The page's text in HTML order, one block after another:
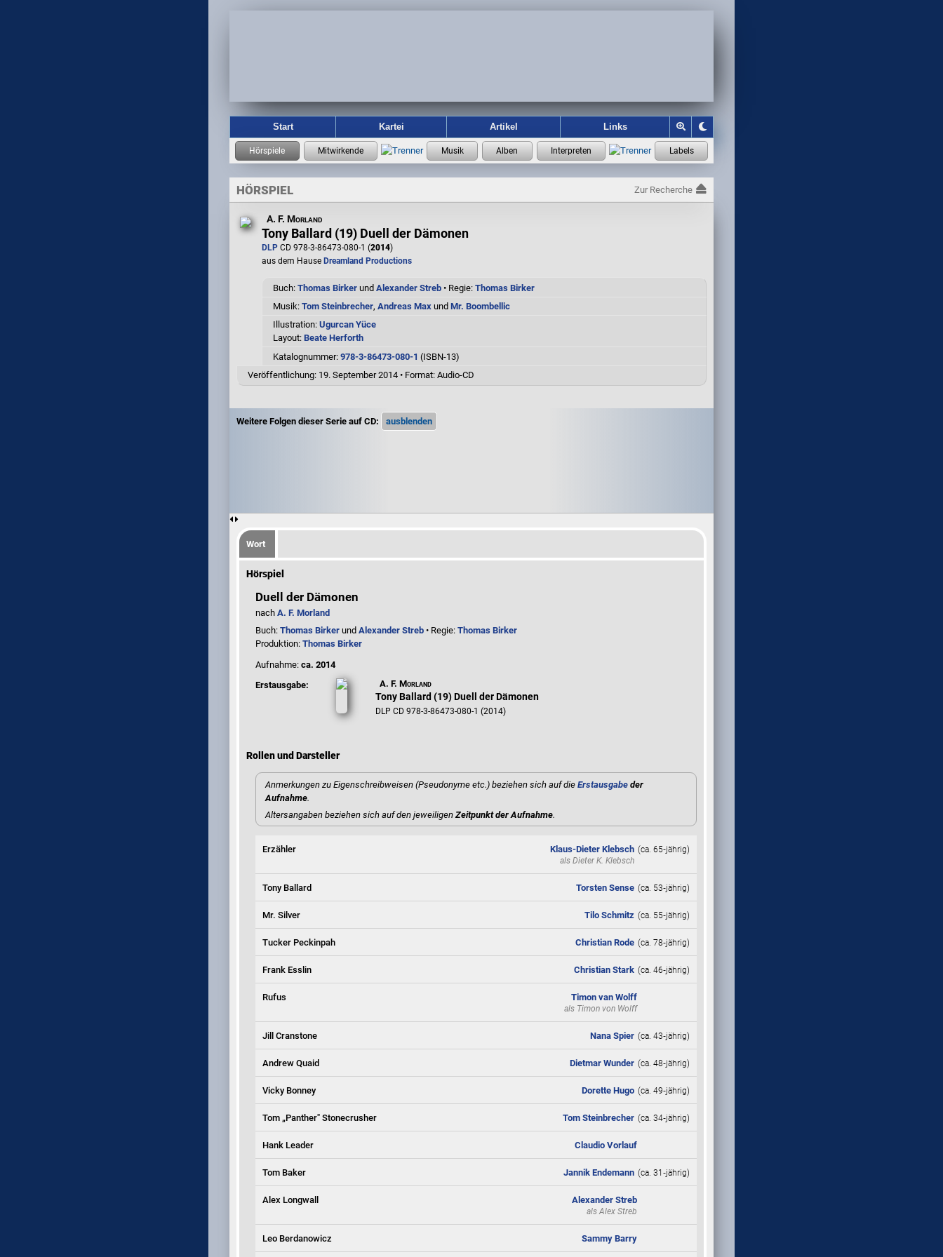
Start Kartei Artikel Links
HÖRSPIEL Zur Recherche
A. F. Morland
Tony Ballard (19) Duell der Dämonen
DLP CD 978-3-86473-080-1 (2014)
aus dem Hause Dreamland Productions
Buch: Thomas Birker und Alexander Streb • Regie: Thomas Birker
Musik: Tom Steinbrecher, Andreas Max und Mr. Boombellic
Illustration: Ugurcan Yüce
Layout: Beate Herforth
Katalognummer: 978-3-86473-080-1 (ISBN-13)
Veröffentlichung: 19. September 2014 • Format: Audio-CD
Weitere Folgen dieser Serie auf CD:
Wort
Hörspiel
Duell der Dämonen
nach A. F. Morland
Buch: Thomas Birkerund Alexander Streb• Regie: Thomas Birker
Produktion: Thomas Birker
Aufnahme: ca. 2014
Erstausgabe:
A. F. Morland
Tony Ballard (19) Duell der Dämonen
DLP CD 978-3-86473-080-1 (2014)
Rollen und Darsteller
Anmerkungen zu Eigenschreibweisen (Pseudonyme etc.) beziehen sich auf die Erstausgabeder
Aufnahme.
Altersangaben beziehen sich auf den jeweiligen Zeitpunkt der Aufnahme.
Erzähler Klaus-Dieter Klebsch
als Dieter K. Klebsch
(ca. 65‑jährig)
Tony Ballard Torsten Sense (ca. 53‑jährig)
Mr. Silver Tilo Schmitz (ca. 55‑jährig)
Tucker Peckinpah Christian Rode (ca. 78‑jährig)
Frank Esslin Christian Stark (ca. 46‑jährig)
Rufus Timon van Wolff
als Timon von Wolff
Jill Cranstone Nana Spier (ca. 43‑jährig)
Andrew Quaid Dietmar Wunder (ca. 48‑jährig)
Vicky Bonney Dorette Hugo (ca. 49‑jährig)
Tom „Panther" Stonecrusher Tom Steinbrecher (ca. 34‑jährig)
Hank Leader Claudio Vorlauf
Tom Baker Jannik Endemann (ca. 31‑jährig)
Alex Longwall Alexander Streb
alsAlex Streb
Leo Berdanowicz Sammy Barry